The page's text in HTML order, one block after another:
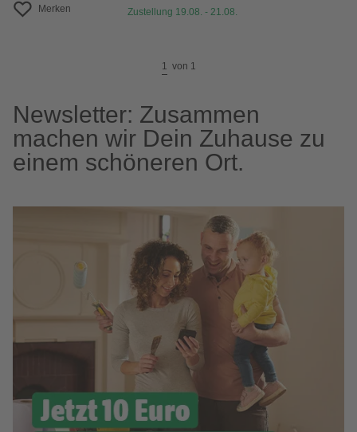
Merken
Zustellung 19.08. - 21.08.
1 von 1
Newsletter: Zusammen
machen wir Dein Zuhause zu
einem schöneren Ort.